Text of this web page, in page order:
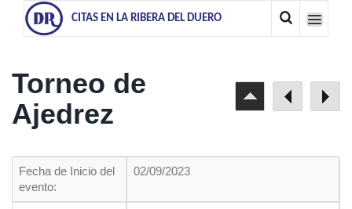
CITAS EN LA RIBERA DEL DUERO
Torneo de
Ajedrez
Fecha de Inicio del
evento:
02/09/2023